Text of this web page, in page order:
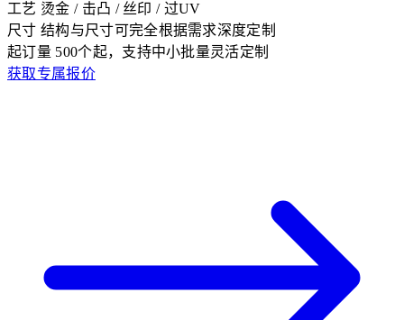
工艺 烫金 / 击凸 / 丝印 / 过UV
尺寸 结构与尺寸可完全根据需求深度定制
起订量 500个起，支持中小批量灵活定制
获取专属报价